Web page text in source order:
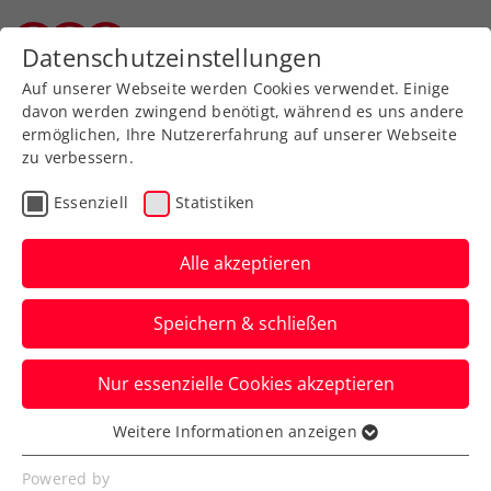
Zurück zur Newsübersicht
Ausbildung
Intensiver Start in die
Schiedsrichterausbildung
Praxis folgt beim Karl-Graf-Turnier!
Verfasst von: Evelyn Ratt-Nenning, 26.02.2025
Datenschutzeinstellungen
Auf unserer Webseite werden Cookies verwendet. Einige
davon werden zwingend benötigt, während es uns andere
ermöglichen, Ihre Nutzererfahrung auf unserer Webseite
zu verbessern.
Essenziell Statistiken
Alle akzeptieren
Speichern & schließen
Nur essenzielle Cookies akzeptieren
Essenziell
Essenzielle Cookies werden für grundlegende
Weitere Informationen anzeigen
Powered by